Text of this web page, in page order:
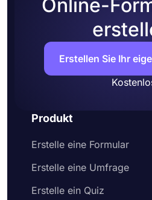
Online-
Erstellen Sie Ihr
Produkt
Erstelle eine Formular
Erstelle eine Umfrage
Erstelle ein Quiz